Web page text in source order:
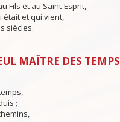
Fils et au Saint-Esprit,
était et qui vient,
siècles.
MAÎTRE DES TEMPS
;